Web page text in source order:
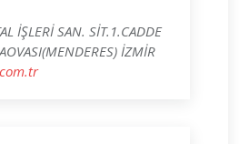
İŞLERİ SAN. SİT.1.CADDE
İZMİR